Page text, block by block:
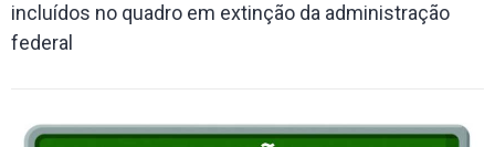
incluídos no quadro em extinção da administração
federal